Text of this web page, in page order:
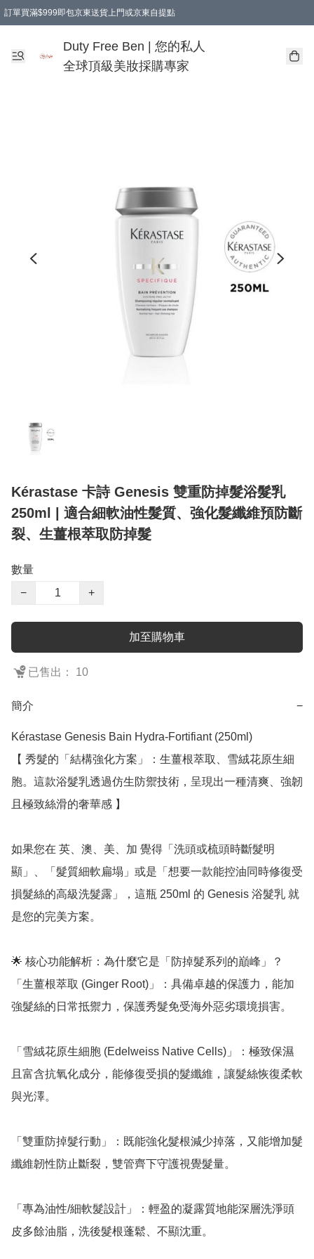
訂單買滿$999即包京東送貨上門或京東自提點
Duty Free Ben | 您的私人
全球頂級美妝採購專家
Kérastase 卡詩 Genesis 雙重防掉髮浴髮乳
250ml | 適合細軟油性髮質、強化髮纖維預防斷
裂、生薑根萃取防掉髮
數量
−
+
加至購物車
已售出： 10
簡介 −
Kérastase Genesis Bain Hydra-Fortifiant (250ml)
【 秀髮的「結構強化方案」：生薑根萃取、雪絨花原生細
胞。這款浴髮乳透過仿生防禦技術，呈現出一種清爽、強韌
且極致絲滑的奢華感 】
如果您在 英、澳、美、加 覺得「洗頭或梳頭時斷髮明
顯」、「髮質細軟扁塌」或是「想要一款能控油同時修復受
損髮絲的高級洗髮露」，這瓶 250ml 的 Genesis 浴髮乳 就
是您的完美方案。
🌟 核心功能解析：為什麼它是「防掉髮系列的巔峰」？
「生薑根萃取 (Ginger Root)」：具備卓越的保護力，能加
強髮絲的日常抵禦力，保護秀髮免受海外惡劣環境損害。
「雪絨花原生細胞 (Edelweiss Native Cells)」：極致保濕
且富含抗氧化成分，能修復受損的髮纖維，讓髮絲恢復柔軟
與光澤。
「雙重防掉髮行動」：既能強化髮根減少掉落，又能增加髮
纖維韌性防止斷裂，雙管齊下守護視覺髮量。
「專為油性/細軟髮設計」：輕盈的凝露質地能深層洗淨頭
皮多餘油脂，洗後髮根蓬鬆、不顯沈重。